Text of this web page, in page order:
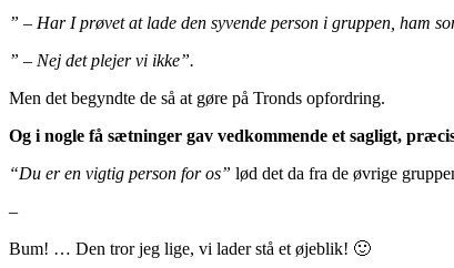
” – Har I prøvet at lade den syvende person i gruppen, ham
” – Nej det plejer vi ikke”.
Men det begyndte de så at gøre på Tronds opfordring.
Og i nogle få sætninger gav vedkommende et sagligt,
“Du er en vigtig person for os” lød det da fra de øvrige
–
Bum! … Den tror jeg lige, vi lader stå et øjeblik! 🙂